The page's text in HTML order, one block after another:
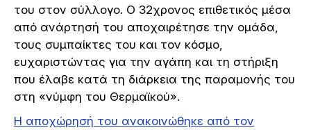
του στον σύλλογο. Ο 32χρονος επιθετικός μέσα
από ανάρτησή του αποχαιρέτησε την ομάδα,
τους συμπαίκτες του και τον κόσμο,
ευχαριστώντας για την αγάπη και τη στήριξη
που έλαβε κατά τη διάρκεια της παραμονής του
στη «νύμφη του Θερμαϊκού».
Η αποχώρησή του ανακοινώθηκε από τον